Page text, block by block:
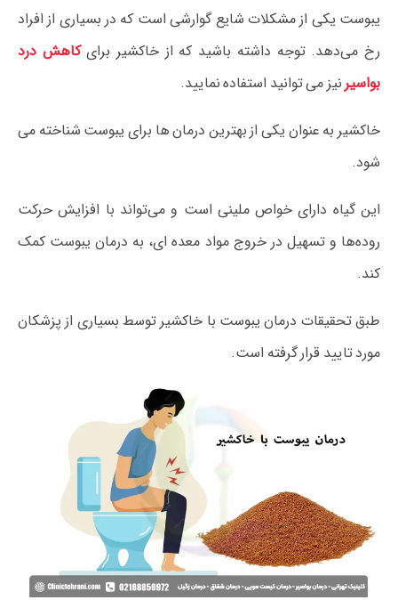
یبوست یکی از مشکلات شایع گوارشی است که در بسیاری از افراد
رخ می‌دهد. توجه داشته باشید که از خاکشیر برایکاهش درد
بواسیر نیز می توانید استفاده نمایید.
خاکشیر به عنوان یکی از بهترین درمان ها برای یبوست شناخته می
شود.
این گیاه دارای خواص ملینی است و می‌تواند با افزایش حرکت
روده‌ها و تسهیل در خروج مواد معده‌ ای، به درمان یبوست کمک
کند.
طبق تحقیقات درمان یبوست با خاکشیر توسط بسیاری از پزشکان
مورد تایید قرار گرفته است.